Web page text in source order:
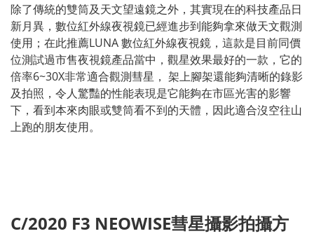
除了傳統的雙筒及天文望遠鏡之外，其實現在的科技產品日
新月異，數位紅外線夜視鏡已經進步到能夠拿來做天文觀測
使用；在此推薦LUNA 數位紅外線夜視鏡，這款是目前同價
位測試過市售夜視鏡產品當中，觀星效果最好的一款，它的
倍率6~30X非常適合觀測彗星， 架上腳架還能夠清晰的錄影
及拍照，令人驚豔的性能表現是它能夠在市區光害的影響
下，看到本來肉眼或雙筒看不到的天體，因此適合沒空往山
上跑的朋友使用。
C/2020 F3 NEOWISE彗星攝影拍攝方